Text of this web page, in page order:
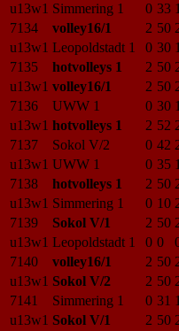
u13w1 Simmering 1 0 33
7134
volley16/1 2 50
u13w1 Leopoldstadt 1 0 30
7135
hotvolleys 1 2 50
u13w1 volley16/1 2 50
7136
UWW 1 0 30
u13w1 hotvolleys 1 2 52
7137
Sokol V/2 0 42
u13w1 UWW 1 0 35
7138
hotvolleys 1 2 50
u13w1 Simmering 1 0 10
7139
Sokol V/1 2 50
u13w1 Leopoldstadt 1 0 0
7140
volley16/1 2 50
u13w1 Sokol V/2 2 50
7141
Simmering 1 0 31
u13w1 Sokol V/1 2 50